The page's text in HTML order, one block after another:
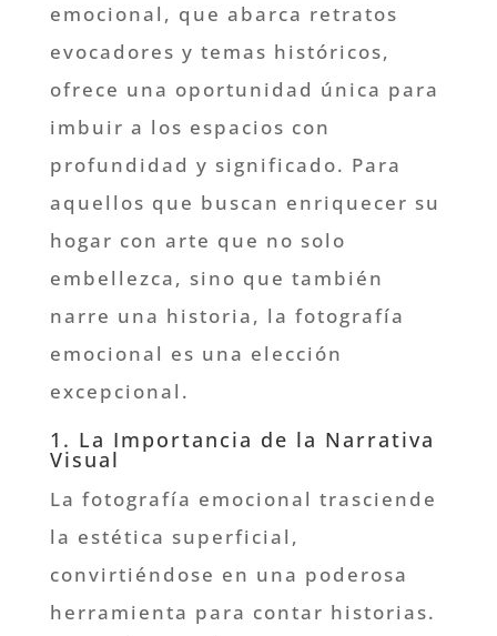
emocional, que abarca retratos
evocadores y temas históricos,
ofrece una oportunidad única para
imbuir a los espacios con
profundidad y significado. Para
aquellos que buscan enriquecer su
hogar con arte que no solo
embellezca, sino que también
narre una historia, la fotografía
emocional es una elección
excepcional.
1. La Importancia de la Narrativa
Visual
La fotografía emocional trasciende
la estética superficial,
convirtiéndose en una poderosa
herramienta para contar historias.